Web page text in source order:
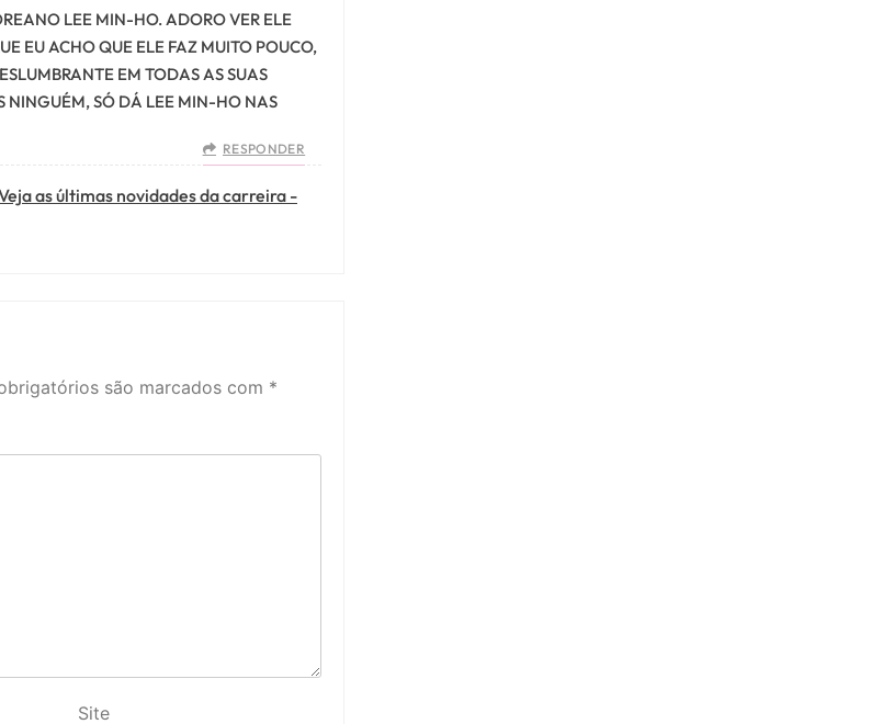
LEE MIN-HO. ADORO VER ELE
ACHO QUE ELE FAZ MUITO POUCO,
EM TODAS AS SUAS
NINGUÉM, SÓ DÁ LEE MIN-HO NAS
RESPONDER
as últimas novidades da carreira -
são marcados com *
Site